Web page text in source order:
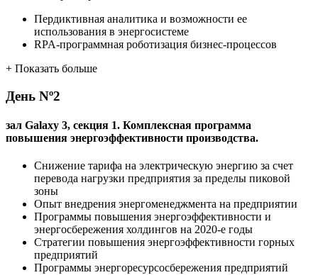
Пердиктивная аналитика и возможности ее
использования в энергосистеме
RPA-программная роботизация бизнес-процессов
+ Показать больше
День Nº2
зал Galaxy 3, секция 1. Комплексная программа
повышения энергоэффективности производства.
Снижение тарифа на электрическую энергию за счет
перевода нагрузки предприятия за пределы пиковой
зоны
Опыт внедрения энергоменеджмента на предприятии
Программы повышения энергоэффективности и
энергосбережения холдингов на 2020-е годы
Стратегии повышения энергоэффективности горных
предприятий
Программы энергоресурсосбережения предприятий